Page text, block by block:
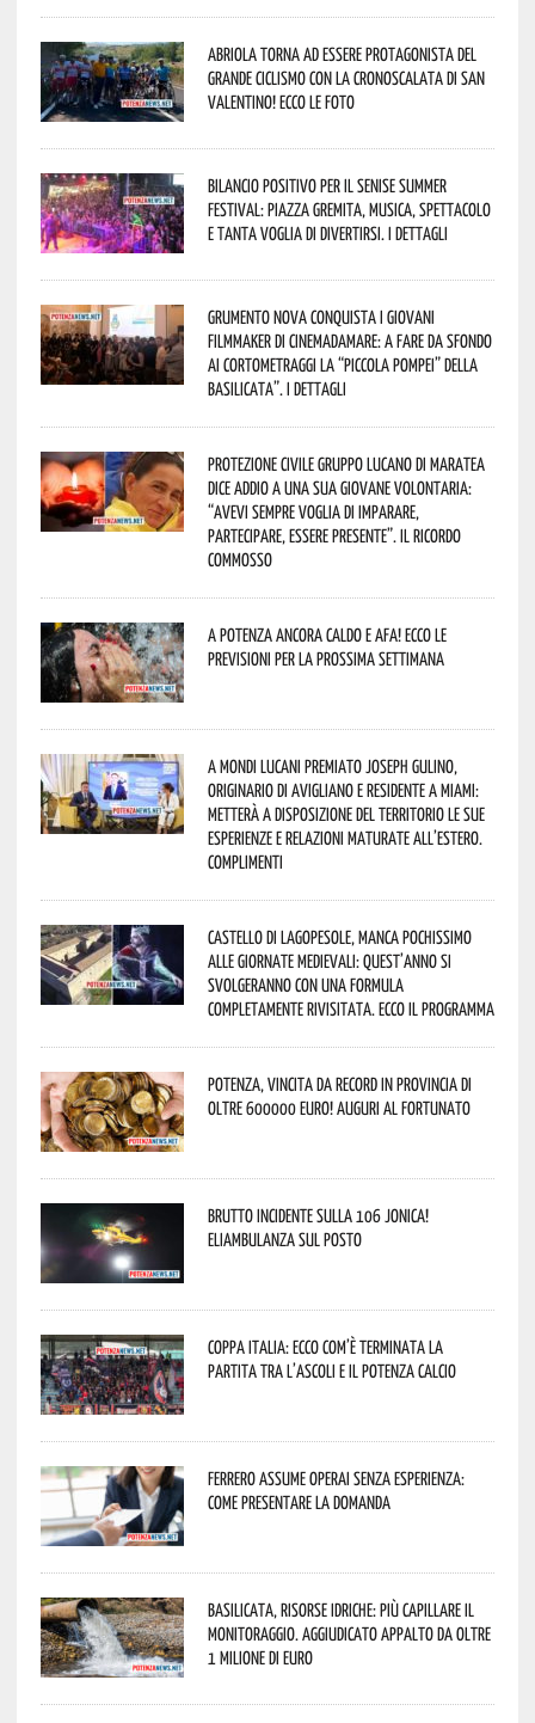
Abriola torna ad essere protagonista del
grande ciclismo con la Cronoscalata di San
Valentino! Ecco le foto
Bilancio positivo per il Senise Summer
Festival: piazza gremita, musica, spettacolo
e tanta voglia di divertirsi. I dettagli
Grumento Nova conquista i giovani
filmmaker di Cinemadamare: a fare da sfondo
ai cortometraggi la “Piccola Pompei” della
Basilicata”. I dettagli
Protezione Civile Gruppo Lucano di Maratea
dice addio a una sua giovane volontaria:
“avevi sempre voglia di imparare,
partecipare, essere presente”. Il ricordo
commosso
A Potenza ancora caldo e afa! Ecco le
previsioni per la prossima settimana
A Mondi lucani premiato Joseph Gulino,
originario di Avigliano e residente a Miami:
metterà a disposizione del territorio le sue
esperienze e relazioni maturate all’estero.
Complimenti
Castello di Lagopesole, manca pochissimo
alle Giornate Medievali: quest’anno si
svolgeranno con una formula
completamente rivisitata. Ecco il programma
Potenza, vincita da record in provincia di
oltre 600000 euro! Auguri al fortunato
Brutto incidente sulla 106 Jonica!
Eliambulanza sul posto
Coppa Italia: ecco com’è terminata la
partita tra l’Ascoli e il Potenza Calcio
Ferrero assume operai senza esperienza:
come presentare la domanda
Basilicata, Risorse idriche: più capillare il
monitoraggio. Aggiudicato appalto da oltre
1 milione di euro